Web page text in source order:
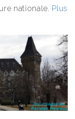
nationale. Plus